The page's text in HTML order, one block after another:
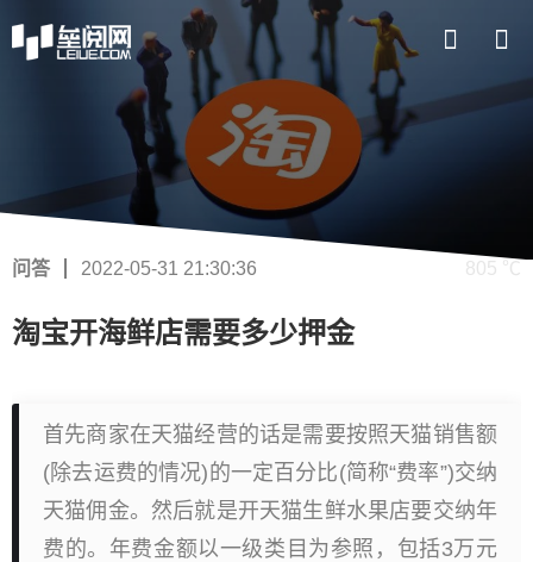
问答 2022-05-31 21:30:36 805 ℃
淘宝开海鲜店需要多少押金
首先商家在天猫经营的话是需要按照天猫销售额
(除去运费的情况)的一定百分比(简称“费率”)交纳
天猫佣金。然后就是开天猫生鲜水果店要交纳年
费的。年费金额以一级类目为参照，包括3万元